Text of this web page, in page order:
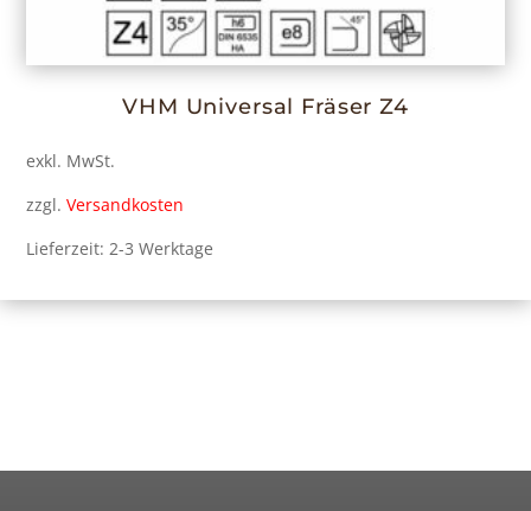
VHM Universal Fräser Z4
exkl. MwSt.
zzgl. Versandkosten
Lieferzeit: 2-3 Werktage